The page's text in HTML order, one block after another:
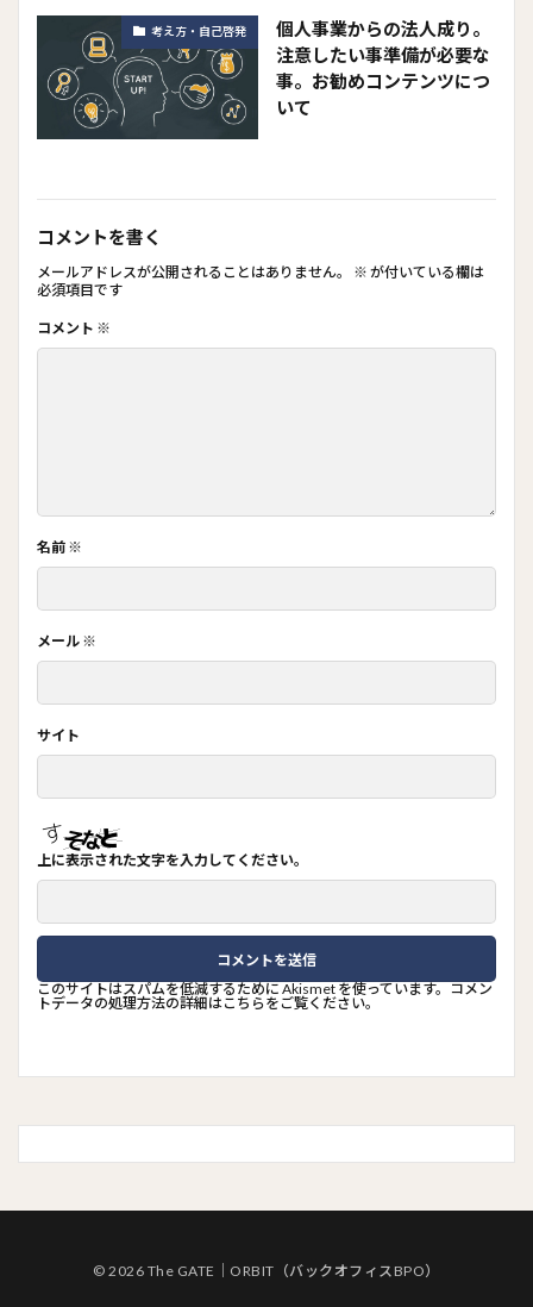
考え方・自己啓発
個人事業からの法人成り。
注意したい事準備が必要な
事。お勧めコンテンツにつ
いて
コメントを書く
メールアドレスが公開されることはありません。 ※ が付いている欄は
必須項目です
コメント ※
名前 ※
メール ※
サイト
上に表示された文字を入力してください。
このサイトはスパムを低減するために Akismet を使っています。 コメン
トデータの処理方法の詳細はこちらをご覧ください。
© 2026 The GATE｜ORBIT（バックオフィスBPO）